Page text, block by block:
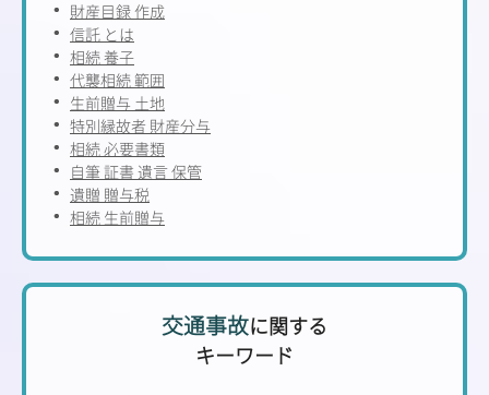
財産目録 作成
信託 とは
相続 養子
代襲相続 範囲
生前贈与 土地
特別縁故者 財産分与
相続 必要書類
自筆 証書 遺言 保管
遺贈 贈与税
相続 生前贈与
交通事故に関する
キーワード